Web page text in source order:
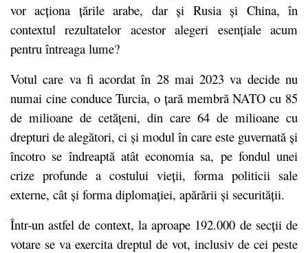
vor acționa țările arabe, dar și Rusia și China, în
contextul rezultatelor acestor alegeri esențiale acum
pentru întreaga lume?
Votul care va fi acordat în 28 mai 2023 va decide nu
numai cine conduce Turcia, o țară membră NATO cu 85
de milioane de cetățeni, din care 64 de milioane cu
drepturi de alegători, ci și modul în care este guvernată și
încotro se îndreaptă atât economia sa, pe fondul unei
crize profunde a costului vieții, forma politicii sale
externe, cât și forma diplomației, apărării și securității.
Într-un astfel de context, la aproape 192.000 de secții de
votare se va exercita dreptul de vot, inclusiv de cei peste